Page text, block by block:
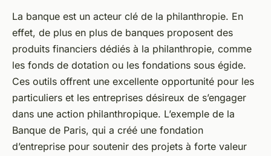
La banque est un acteur clé de la philanthropie. En
effet, de plus en plus de banques proposent des
produits financiers dédiés à la philanthropie, comme
les fonds de dotation ou les fondations sous égide.
Ces outils offrent une excellente opportunité pour les
particuliers et les entreprises désireux de s’engager
dans une action philanthropique. L’exemple de la
Banque de Paris, qui a créé une fondation
d’entreprise pour soutenir des projets à forte valeur